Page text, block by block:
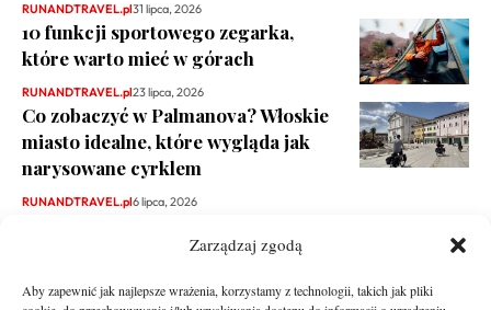
Zarządzaj zgodą
Aby zapewnić jak najlepsze wrażenia, korzystamy z technologii, takich jak pliki
RUNANDTRAVEL.pl31 lipca, 2026
10 funkcji sportowego zegarka,
które warto mieć w górach
RUNANDTRAVEL.pl23 lipca, 2026
Co zobaczyć w Palmanova? Włoskie
miasto idealne, które wygląda jak
narysowane cyrklem
RUNANDTRAVEL.pl6 lipca, 2026